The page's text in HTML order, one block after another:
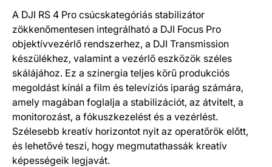
Termék részletek
A DJI RS 4 Pro csúcskategóriás stabilizátor
zökkenőmentesen integrálható a DJI Focus Pro
objektívvezérlő rendszerhez, a DJI Transmission
készülékhez, valamint a vezérlő eszközök széles
skálájához. Ez a szinergia teljes körű produkciós
megoldást kínál a film és televíziós iparág számára,
amely magában foglalja a stabilizációt, az átvitelt, a
monitorozást, a fókuszkezelést és a vezérlést.
Szélesebb kreatív horizontot nyit az operatőrök előtt,
és lehetővé teszi, hogy megmutathassák kreatív
képességeik legjavát.